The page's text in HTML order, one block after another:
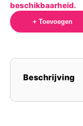
beschikbaarheid.
+ Toevoegen
Beschrijving